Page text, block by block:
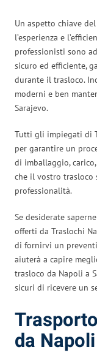
Un aspetto chiave
l’esperienza e
professionisti sono
sicuro ed efficiente,
durante il trasloco.
moderni e ben
Sarajevo.
Tutti gli impiegati di
per garantire un
di imballaggio,
che il vostro trasloco
professionalità.
Se desiderate
offerti da Traslochi
di fornirvi un
aiuterà a capire
trasloco da Napoli a
sicuri di ricevere un
da